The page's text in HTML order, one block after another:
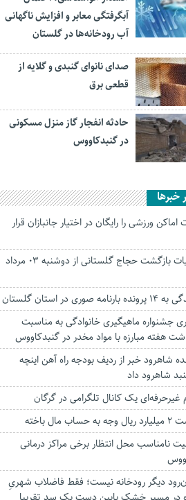
آبگرفتگی معابر و افزایش ناگهانی
آب رودخانه‌ها در گلستان
صدای نانوای گنبدی و گلایه از
قطعی برق
حادثه انفجار گاز منزل مسکونی
در گنبدکاووس
خبرها
اماکن ورزشی را رایگان در اختیار جانبازان قرار
عملیات بازگشت حجاج گلستانی از دوشنبه ۰۳ مرداد
صوری در استان گلستان
جشنواره ماهیگیری خانوادگی به‌ مناسبت
هفته مبارزه با مواد مخدر در گنبدکاووس
شاهرود خبر از ردیف بودجه راه آهن اینچه
شاهرود داد
غیرحرفه‌ای یک کانال تلگرامی در گرگان
حساب مال باخته
نامناسب محل انتظار برخی مراکز درمانی
دیگر رودخانه نیست؛ فقط فاضلاب شهریِ